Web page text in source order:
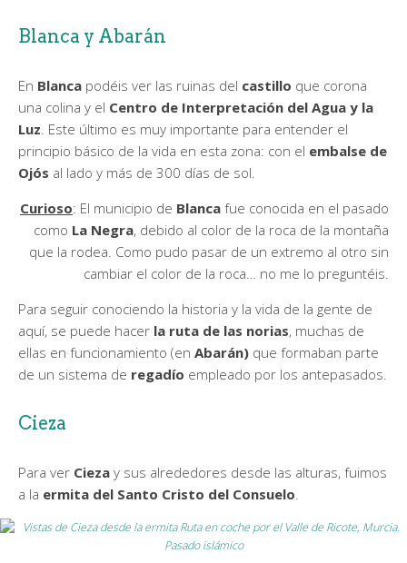
Blanca y Abarán
En Blanca podéis ver las ruinas del castillo que corona
una colina y el Centro de Interpretación del Agua y la
Luz . Este último es muy importante para entender el
principio básico de la vida en esta zona: con el embalse de
Ojós al lado y más de 300 días de sol.
Curioso: El municipio de Blanca fue conocida en el pasado
como La Negra, debido al color de la roca de la montaña
que la rodea. Como pudo pasar de un extremo al otro sin
cambiar el color de la roca… no me lo preguntéis.
Para seguir conociendo la historia y la vida de la gente de
aquí, se puede hacer la ruta de las norias, muchas de
ellas en funcionamiento (en Abarán) que formaban parte
de un sistema de regadío empleado por los antepasados.
Cieza
Para ver Cieza y sus alrededores desde las alturas, fuimos
a la ermita del Santo Cristo del Consuelo